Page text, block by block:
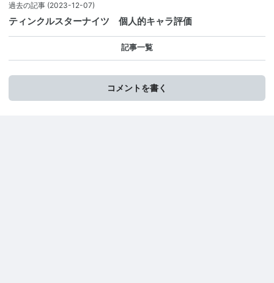
過去の記事 (2023-12-07)
ティンクルスターナイツ 個人的キャラ評価
記事一覧
コメントを書く